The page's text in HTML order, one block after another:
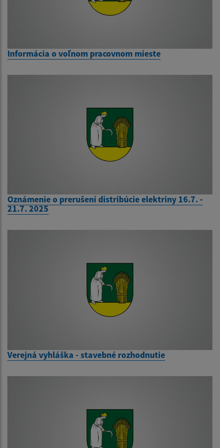
Informácia o voľnom pracovnom mieste
Oznámenie o prerušení distribúcie elektriny 16.7. -
21.7. 2025
Verejná vyhláška - stavebné rozhodnutie